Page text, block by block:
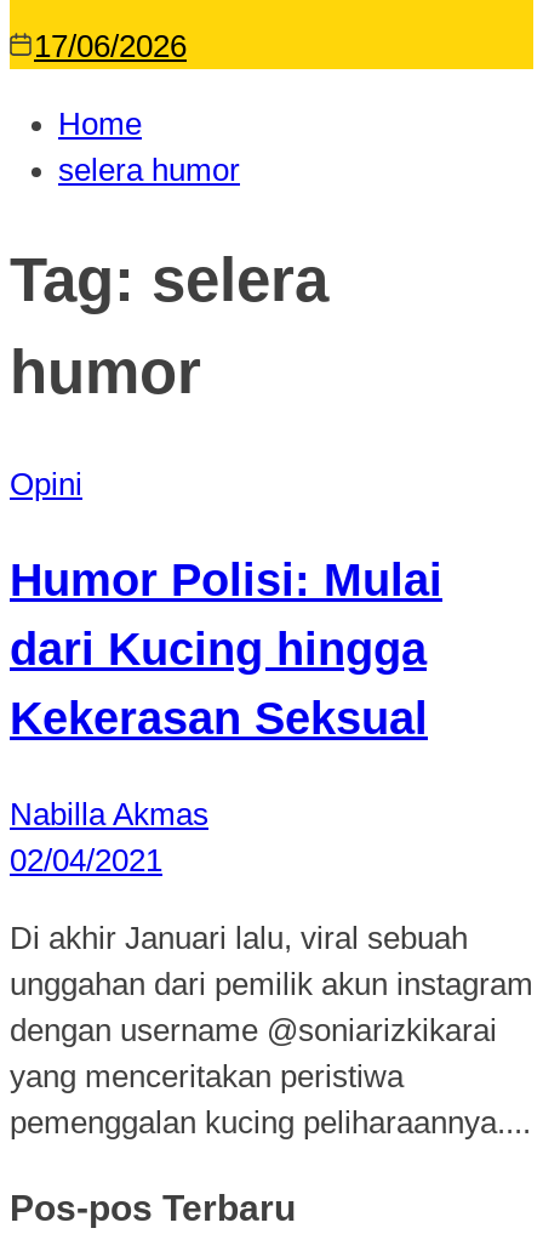
17/06/2026
Home
selera humor
Tag: selera
humor
Opini
Humor Polisi: Mulai
dari Kucing hingga
Kekerasan Seksual
Nabilla Akmas
02/04/2021
Di akhir Januari lalu, viral sebuah
unggahan dari pemilik akun instagram
dengan username @soniarizkikarai
yang menceritakan peristiwa
pemenggalan kucing peliharaannya....
Pos-pos Terbaru